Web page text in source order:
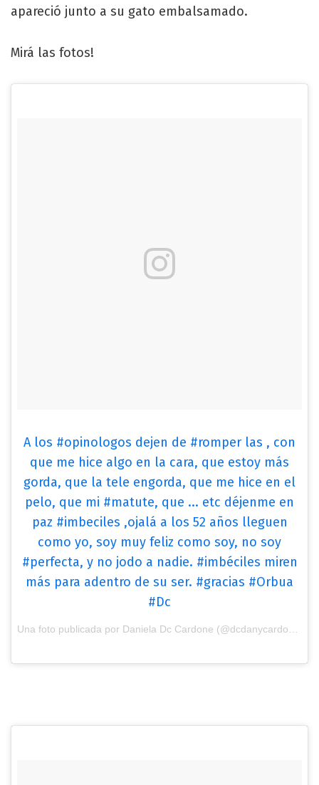
apareció junto a su gato embalsamado.
Mirá las fotos!
A los #opinologos dejen de #romper las , con
que me hice algo en la cara, que estoy más
gorda, que la tele engorda, que me hice en el
pelo, que mi #matute, que ... etc déjenme en
paz #imbeciles ,ojalá a los 52 años lleguen
como yo, soy muy feliz como soy, no soy
#perfecta, y no jodo a nadie. #imbéciles miren
más para adentro de su ser. #gracias #Orbua
#Dc